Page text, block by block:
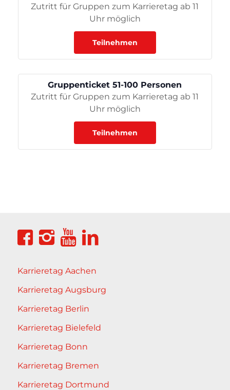
Zutritt für Gruppen zum Karrieretag ab 11
Uhr möglich
Teilnehmen
Gruppenticket 51-100 Personen
Zutritt für Gruppen zum Karrieretag ab 11
Uhr möglich
Teilnehmen
Karrieretag Aachen
Karrieretag Augsburg
Karrieretag Berlin
Karrieretag Bielefeld
Karrieretag Bonn
Karrieretag Bremen
Karrieretag Dortmund